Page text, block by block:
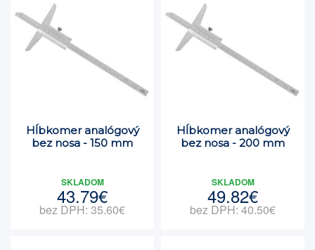
Hĺbkomer analógový
bez nosa - 150 mm
SKLADOM
43.79€
bez DPH: 35.60€
Hĺbkomer analógový
bez nosa - 200 mm
SKLADOM
49.82€
bez DPH: 40.50€